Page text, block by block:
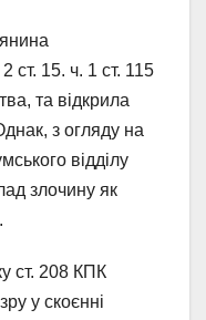
ст. 15. ч. 1 ст. 115
та відкрила
з огляду на
відділу
злочину як
ст. 208 КПК
у скоєнні